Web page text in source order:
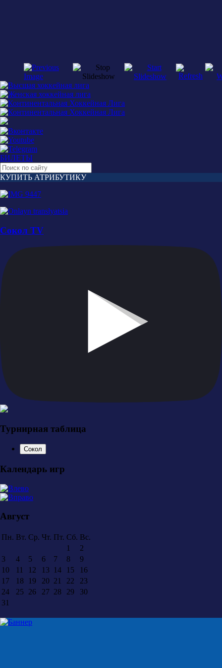
БИЛЕТЫ
КУПИТЬ АТРИБУТИКУ
Сокол TV
Турнирная таблица
Сокол
Календарь игр
Август
Пн. Вт. Ср. Чт. Пт. Сб. Вс.
1
2
3
4 5 6 7 8
9
10
11 12 13 14 15
16
17
18 19 20 21 22
23
24
25 26 27 28 29
30
31